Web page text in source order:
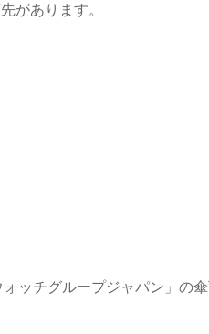
があります。
ッチグループジャパン」の